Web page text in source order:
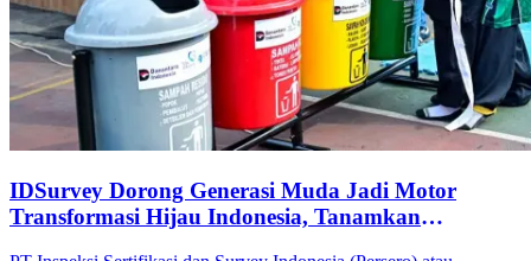
IDSurvey Dorong Generasi Muda Jadi Motor
Transformasi Hijau Indonesia, Tanamkan